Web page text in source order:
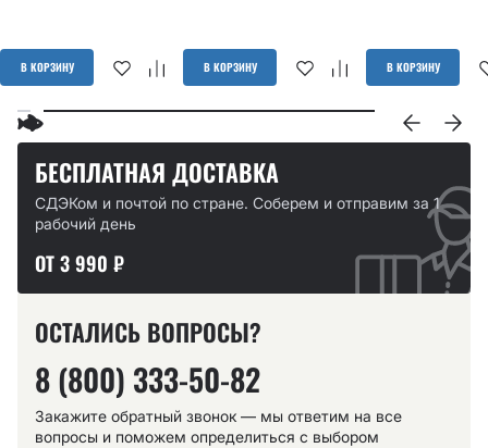
В КОРЗИНУ В КОРЗИНУ В КОРЗИНУ
БЕСПЛАТНАЯ ДОСТАВКА
СДЭКом и почтой по стране. Соберем и отправим за 1
рабочий день
ОТ 3 990 ₽
ОСТАЛИСЬ ВОПРОСЫ?
8 (800) 333-50-82
Закажите обратный звонок — мы ответим на все
вопросы и поможем определиться с выбором